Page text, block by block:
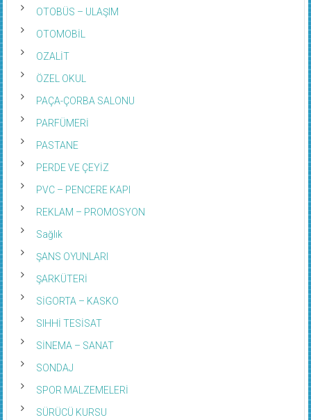
OTOBÜS – ULAŞIM
OTOMOBİL
OZALİT
ÖZEL OKUL
PAÇA-ÇORBA SALONU
PARFÜMERİ
PASTANE
PERDE VE ÇEYİZ
PVC – PENCERE KAPI
REKLAM – PROMOSYON
Sağlık
ŞANS OYUNLARI
ŞARKÜTERİ
SİGORTA – KASKO
SIHHİ TESİSAT
SİNEMA – SANAT
SONDAJ
SPOR MALZEMELERİ
SÜRÜCÜ KURSU